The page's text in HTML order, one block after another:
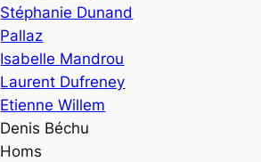
Stéphanie Dunand
Pallaz
Isabelle Mandrou
Laurent Dufreney
Etienne Willem
Denis Béchu
Homs